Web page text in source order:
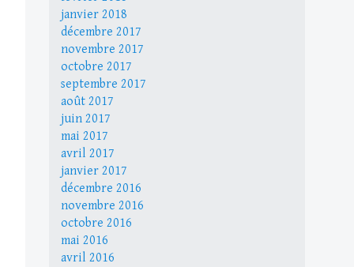
janvier 2018
décembre 2017
novembre 2017
octobre 2017
septembre 2017
août 2017
juin 2017
mai 2017
avril 2017
janvier 2017
décembre 2016
novembre 2016
octobre 2016
mai 2016
avril 2016